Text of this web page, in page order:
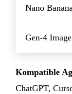
Nano
Gen-4 Image
Kompatible
ChatGPT,